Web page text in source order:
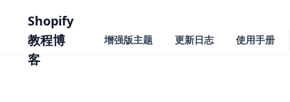
要内容Shopify
教程博
客
增强版主题 更新日志 使用手册